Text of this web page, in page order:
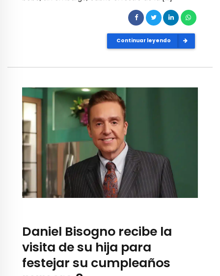
Continuar leyendo
Daniel Bisogno recibe la
visita de su hija para
festejar su cumpleaños